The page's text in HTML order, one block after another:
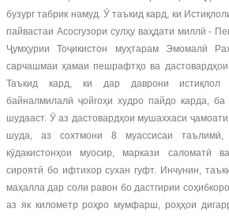
бузург табрик намуд. Ӯ таъкид кард, ки
пайвастаи Асосгузори сулҳу ваҳдати миллӣ -
Ҷумҳурии Тоҷикистон муҳтарам Эмомалӣ
сарчашмаи ҳамаи пешрафтҳо ва
Таъкид кард, ки дар даврони истиқлол
байналмилалӣ ҷойгоҳи худро пайдо карда,
шудааст. Ӯ аз дастовардҳои мушаххаси
шуда, аз сохтмони 8 муассисаи
кӯдакистонҳои муосир, маркази саломатӣ
сироятӣ бо ифтихор сухан гуфт. Инчунин,
маҳалла дар соли равон бо дастгирии
аз як километр роҳро мумфарш, роҳҳои